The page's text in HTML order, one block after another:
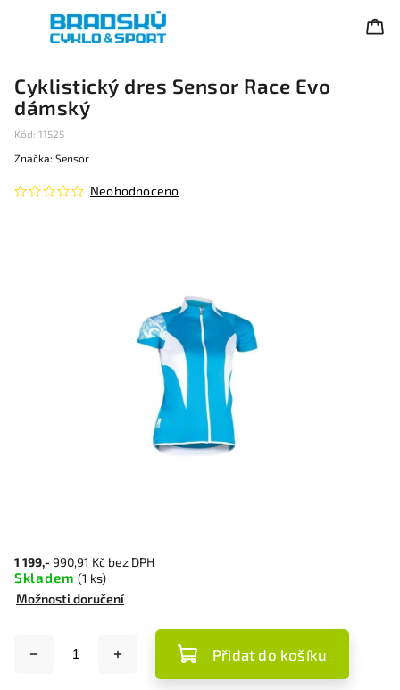
Cyklistický dres Sensor Race Evo
dámský
Kód: 11525
Neohodnoceno
Značka: Sensor
1 199,- 990,91 Kč bez DPH
Skladem (1 ks)
Možnosti doručení
Přidat do košíku